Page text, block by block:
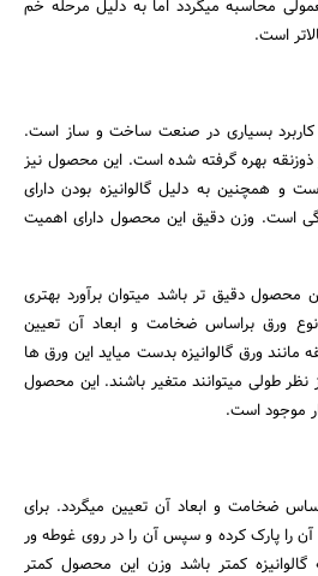
محاسبه میگردد اما به دلیل مرحله خم
است.
کاربرد بسیاری در صنعت ساخت و ساز است.
ذوزنقه بهره گرفته شده است. این محصول نیز
و همچنین به دلیل گالوانیزه بودن دارای
است. وزن دقیق این محصول دارای اهمیت
دقیق تر باشد میتوان برآورد بهتری
ورق براساس ضخامت و ابعاد آن تعیین
مانند ورق گالوانیزه بدست میاید این ورق ها
طولی میتوانند متغیر باشند. این محصول
موجود است.
ضخامت و ابعاد آن تعیین میگردد. برای
آن را پارک کرده و سپس آن را در روی غوطه ور
کمتر باشد وزن این محصول کمتر